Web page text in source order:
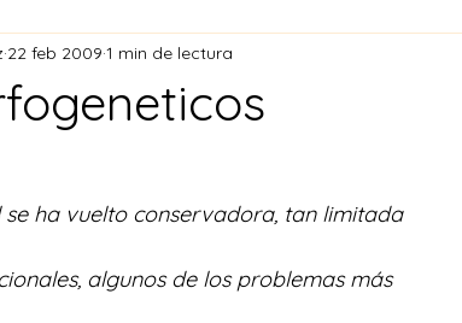
Juegos Tecnología
22 feb 2009 1 min de lectura
ha vuelto conservadora, tan limitada
algunos de los problemas más